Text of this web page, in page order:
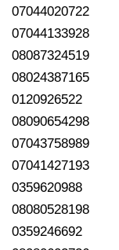
07044020722
07044133928
08087324519
08024387165
0120926522
08090654298
07043758989
07041427193
0359620988
08080528198
0359246692